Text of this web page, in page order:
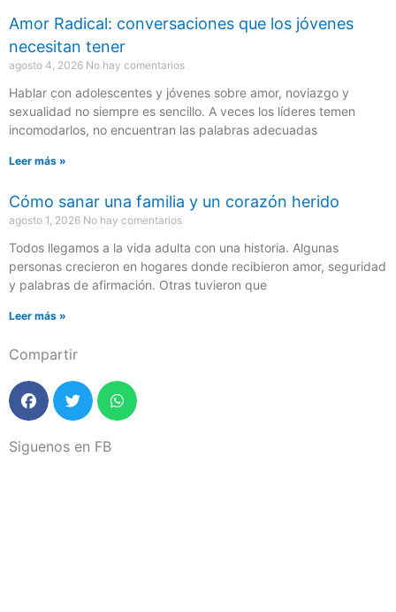
Amor Radical: conversaciones que los jóvenes
necesitan tener
agosto 4, 2026 No hay comentarios
Hablar con adolescentes y jóvenes sobre amor, noviazgo y
sexualidad no siempre es sencillo. A veces los líderes temen
incomodarlos, no encuentran las palabras adecuadas
Leer más »
Cómo sanar una familia y un corazón herido
agosto 1, 2026 No hay comentarios
Todos llegamos a la vida adulta con una historia. Algunas
personas crecieron en hogares donde recibieron amor, seguridad
y palabras de afirmación. Otras tuvieron que
Leer más »
Compartir
Siguenos en FB